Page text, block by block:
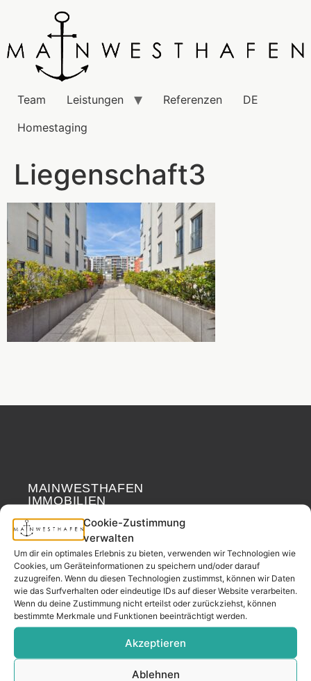
Cookie-Zustimmung
verwalten
Um dir ein optimales Erlebnis zu bieten, verwenden wir Technologien wie
Cookies, um Geräteinformationen zu speichern und/oder darauf
zuzugreifen. Wenn du diesen Technologien zustimmst, können wir Daten
wie das Surfverhalten oder eindeutige IDs auf dieser Website verarbeiten.
Wenn du deine Zustimmung nicht erteilst oder zurückziehst, können
bestimmte Merkmale und Funktionen beeinträchtigt werden.
Akzeptieren
Ablehnen
Team Leistungen Referenzen
DE
Homestaging
Liegenschaft3
MAINWESTHAFEN
IMMOBILIEN
Ihr Immobilienpartner
aus der
Nachbarschaft.
– seit 2017.